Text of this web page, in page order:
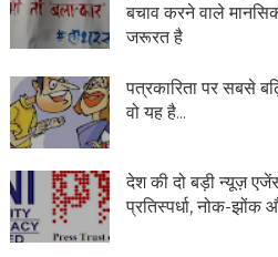
बचाव करने वाले
जरूरत है
पत्रकारिता पर सबसे
वो यह है...
देश की दो बड़ी न्यूज़
प्रतिस्पर्धा, नोक-झोंक